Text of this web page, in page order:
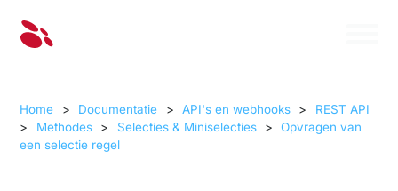
Home > Documentatie > API's en webhooks >
REST API
>
Methodes > Selecties & Miniselecties >
Opvragen van
een selectie regel